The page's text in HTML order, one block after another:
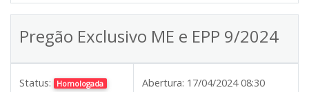
Pregão Exclusivo ME e EPP 9/2024
Status: Homologada Abertura: 17/04/2024 08:30